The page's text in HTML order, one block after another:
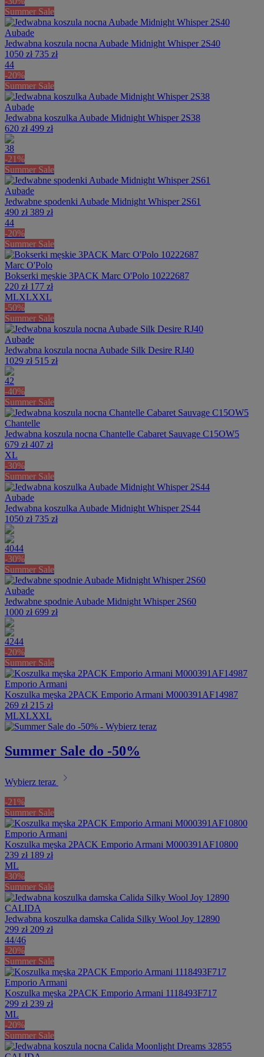
Summer Sale
Aubade
Jedwabna koszula nocna Aubade Midnight Whisper 2S40
1050 zł 735 zł
44
-20%
Summer Sale
Aubade
Jedwabna koszulka Aubade Midnight Whisper 2S38
620 zł 499 zł
38
-21%
Summer Sale
Aubade
Jedwabne spodenki Aubade Midnight Whisper 2S61
490 zł 389 zł
44
-20%
Summer Sale
Marc O'Polo
Bokserki męskie 3PACK Marc O'Polo 10222687
220 zł 177 zł
MLXLXXL
-50%
Summer Sale
Aubade
Jedwabna koszula nocna Aubade Silk Desire RJ40
1029 zł 515 zł
42
-40%
Summer Sale
Chantelle
Jedwabna koszula nocna Chantelle Cabaret Sauvage C15OW5
679 zł 407 zł
XL
-30%
Summer Sale
Aubade
Jedwabna koszulka Aubade Midnight Whisper 2S44
1050 zł 735 zł
4044
-30%
Summer Sale
Aubade
Jedwabne spodnie Aubade Midnight Whisper 2S60
1000 zł 699 zł
4244
-20%
Summer Sale
Emporio Armani
Koszulka męska 2PACK Emporio Armani M000391AF14987
269 zł 215 zł
MLXLXXL
Summer Sale do -50%
Wybierz teraz chevron_right
-21%
Summer Sale
Emporio Armani
Koszulka męska 2PACK Emporio Armani M000391AF10800
239 zł 189 zł
ML
-30%
Summer Sale
CALIDA
Jedwabna koszulka damska Calida Silky Wool Joy 12890
299 zł 209 zł
44/46
-20%
Summer Sale
Emporio Armani
Koszulka męska 2PACK Emporio Armani 1118493F717
299 zł 239 zł
ML
-20%
Summer Sale